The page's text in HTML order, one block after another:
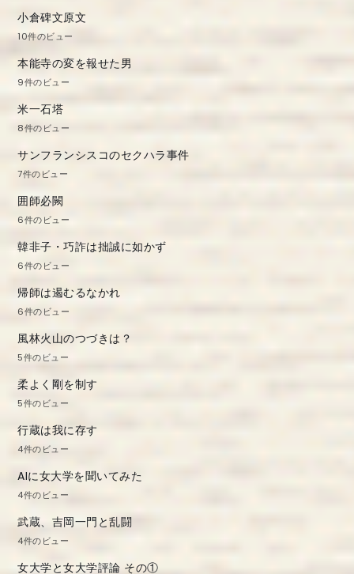
小倉碑文原文
10件のビュー
本能寺の変を報せた男
9件のビュー
米一石塔
8件のビュー
サンフランシスコのセクハラ事件
7件のビュー
囲師必闕
6件のビュー
韓非子・巧詐は拙誠に如かず
6件のビュー
帰師は遏むるなかれ
6件のビュー
風林火山のつづきは？
5件のビュー
柔よく剛を制す
5件のビュー
行蔵は我に存す
4件のビュー
AIに女大学を聞いてみた
4件のビュー
武蔵、吉岡一門と乱闘
4件のビュー
女大学と女大学評論 その①